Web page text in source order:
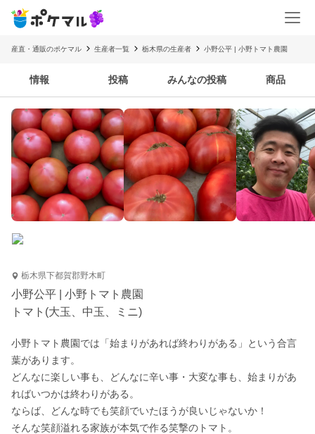
産直・通販のポケマル 生産者一覧 栃木県の生産者 小野公平 | 小野トマト農園
情報 投稿 みんなの投稿 商品
栃木県下都賀郡野木町
小野公平 | 小野トマト農園
トマト(大玉、中玉、ミニ)
小野トマト農園では「始まりがあれば終わりがある」という合言
葉があります。
どんなに楽しい事も、どんなに辛い事・大変な事も、始まりがあ
ればいつかは終わりがある。
ならば、どんな時でも笑顔でいたほうが良いじゃないか！
そんな笑顔溢れる家族が本気で作る笑撃のトマト。